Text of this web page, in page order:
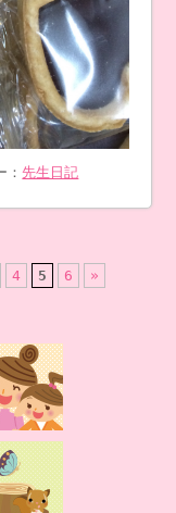
：先生日記
4 5 6 »